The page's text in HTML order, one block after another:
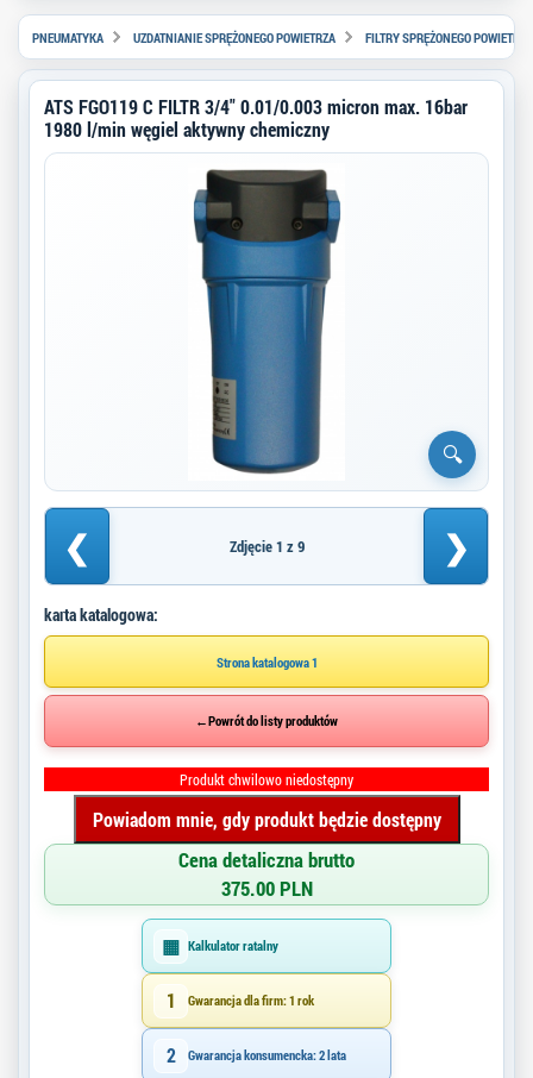
PNEUMATYKA UZDATNIANIE SPRĘŻONEGO POWIETRZA FILTRY SPRĘŻONEGO POWIETRZA
ATS FGO119 C FILTR 3/4" 0.01/0.003 micron max. 16bar
1980 l/min węgiel aktywny chemiczny
❮ Zdjęcie 1 z 9 ❯
karta katalogowa:
Strona katalogowa 1
←Powrót do listy produktów
Produkt chwilowo niedostępny
Powiadom mnie, gdy produkt będzie dostępny
Cena detaliczna brutto
375.00 PLN
▦ Kalkulator ratalny
1 Gwarancja dla firm: 1 rok
2 Gwarancja konsumencka: 2 lata